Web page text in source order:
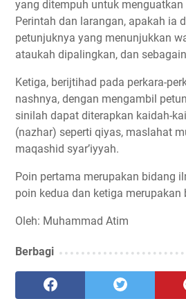
yang ditempuh untuk
Perintah dan larangan, apakah ia
petunjuknya yang menunjukkan
ataukah dipalingkan, dan
Ketiga, berijtihad pada perkara-
nashnya, dengan mengambil
sinilah dapat diterapkan kaidah-
(nazhar) seperti qiyas, maslahat
maqashid syar’iyyah.
Poin pertama merupakan bidang
poin kedua dan ketiga
Oleh: Muhammad Atim
Berbagi